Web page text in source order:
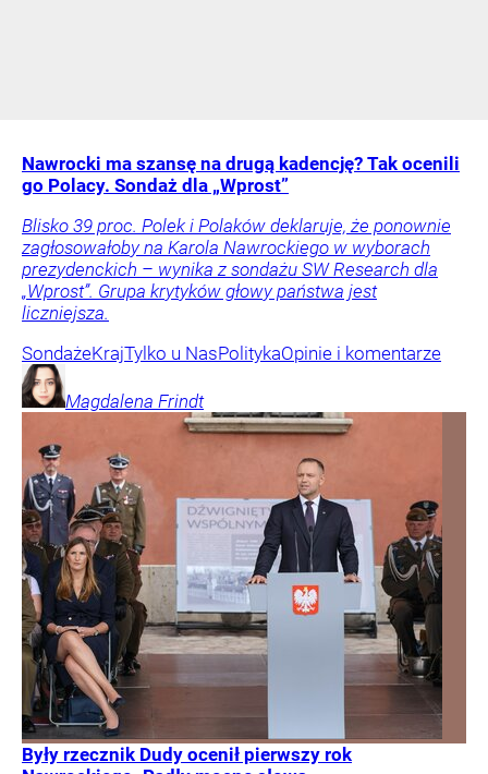
Nawrocki ma szansę na drugą kadencję? Tak ocenili
go Polacy. Sondaż dla „Wprost”
Blisko 39 proc. Polek i Polaków deklaruje, że ponownie
zagłosowałoby na Karola Nawrockiego w wyborach
prezydenckich – wynika z sondażu SW Research dla
„Wprost”. Grupa krytyków głowy państwa jest
liczniejsza.
SondażeKrajTylko u NasPolitykaOpinie i komentarze
Magdalena Frindt
Były rzecznik Dudy ocenił pierwszy rok